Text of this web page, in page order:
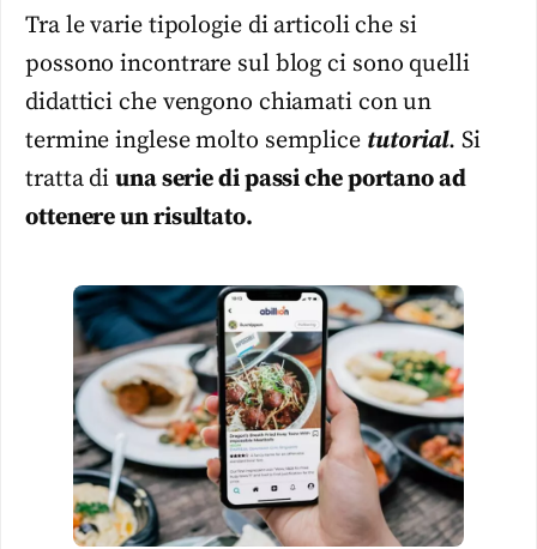
Tra le varie tipologie di articoli che si
possono incontrare sul blog ci sono quelli
didattici che vengono chiamati con un
termine inglese molto semplice tutorial. Si
tratta diuna serie di passi che portano ad
ottenere un risultato.